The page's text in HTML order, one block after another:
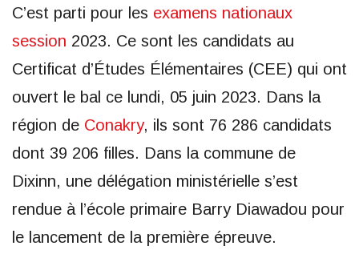
C’est parti pour les examens nationaux
session 2023. Ce sont les candidats au
Certificat d’Études Élémentaires (CEE) qui ont
ouvert le bal ce lundi, 05 juin 2023. Dans la
région de Conakry, ils sont 76 286 candidats
dont 39 206 filles. Dans la commune de
Dixinn, une délégation ministérielle s’est
rendue à l’école primaire Barry Diawadou pour
le lancement de la première épreuve.